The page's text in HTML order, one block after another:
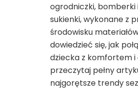
ogrodniczki, bomberki
sukienki, wykonane z
środowisku
dowiedzieć się, jak
dziecka z komfortem i
przeczytaj pełny
najgorętsze trendy